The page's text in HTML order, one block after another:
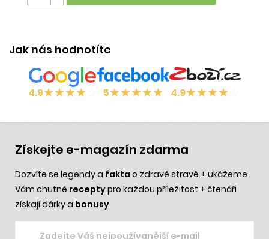
Jak nás hodnotíte
4.9★★★★ 5★★★★★ 4.9★★★★
Získejte e-magazín zdarma
Dozvíte se legendy a fakta o zdravé stravě + ukážeme
Vám chutné receptypro každou příležitost + čtenáři
získají dárky a bonusy.